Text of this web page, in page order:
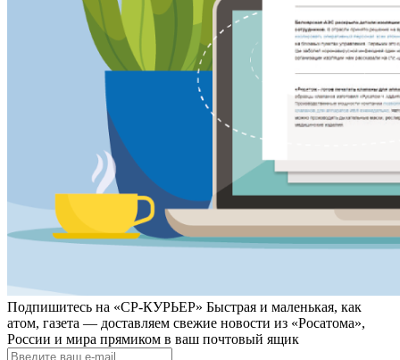
Подпишитесь на «СР-КУРЬЕР» Быстрая и маленькая, как
атом, газета — доставляем свежие новости из «Росатома»,
России и мира прямиком в ваш почтовый ящик